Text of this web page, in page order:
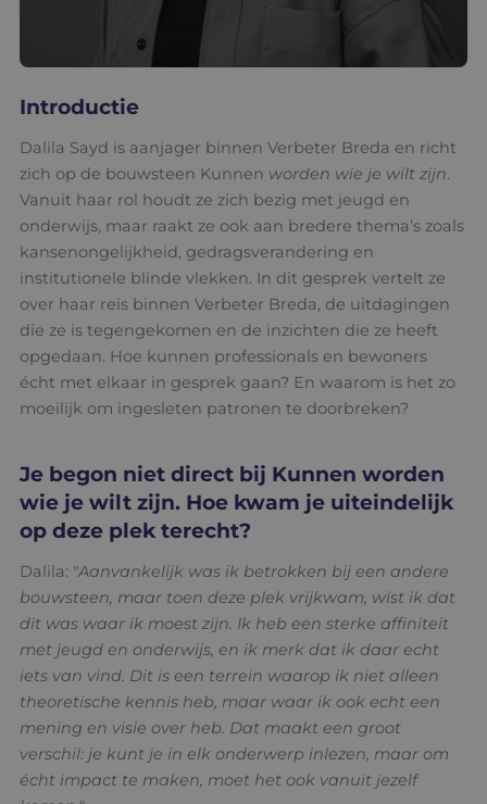
Introductie
Dalila Sayd is aanjager binnen Verbeter Breda en richt
zich op de bouwsteen Kunnen worden wie je wilt zijn.
Vanuit haar rol houdt ze zich bezig met jeugd en
onderwijs, maar raakt ze ook aan bredere thema’s zoals
kansenongelijkheid, gedragsverandering en
institutionele blinde vlekken. In dit gesprek vertelt ze
over haar reis binnen Verbeter Breda, de uitdagingen
die ze is tegengekomen en de inzichten die ze heeft
opgedaan. Hoe kunnen professionals en bewoners
écht met elkaar in gesprek gaan? En waarom is het zo
moeilijk om ingesleten patronen te doorbreken?
Je begon niet direct bij Kunnen worden
wie je wilt zijn. Hoe kwam je uiteindelijk
op deze plek terecht?
Dalila: "Aanvankelijk was ik betrokken bij een andere
bouwsteen, maar toen deze plek vrijkwam, wist ik dat
dit was waar ik moest zijn. Ik heb een sterke affiniteit
met jeugd en onderwijs, en ik merk dat ik daar echt
iets van vind. Dit is een terrein waarop ik niet alleen
theoretische kennis heb, maar waar ik ook echt een
mening en visie over heb. Dat maakt een groot
verschil: je kunt je in elk onderwerp inlezen, maar om
écht impact te maken, moet het ook vanuit jezelf